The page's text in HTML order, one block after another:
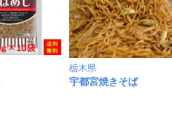
栃木県
宇都宮焼きそば